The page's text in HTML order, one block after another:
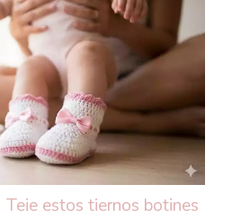
Teje estos tiernos botines